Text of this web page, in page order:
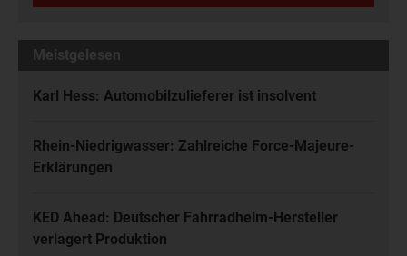
Meistgelesen
Karl Hess: Automobilzulieferer ist insolvent
Rhein-Niedrigwasser: Zahlreiche Force-Majeure-
Erklärungen
KED Ahead: Deutscher Fahrradhelm-Hersteller
verlagert Produktion